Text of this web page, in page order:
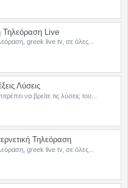
Τηλεόραση Live
greek live tv, σε όλες...
Λύσεις
να βρείτε τις λύσεις του...
Τηλεόραση
greek live tv, σε όλες...